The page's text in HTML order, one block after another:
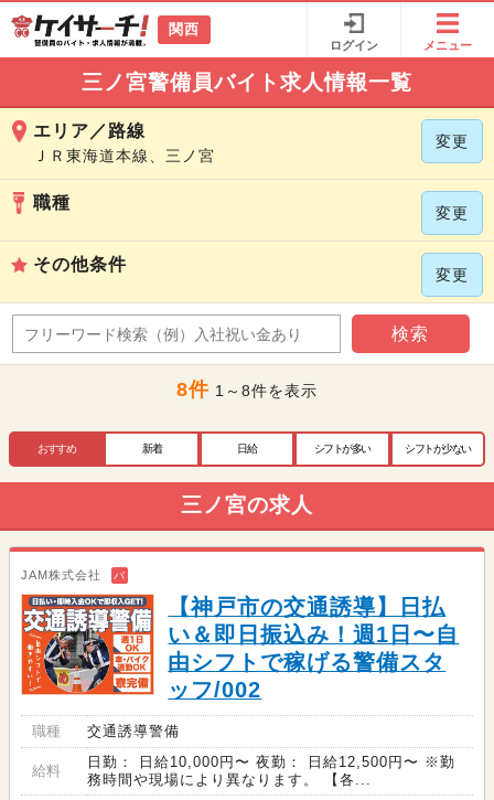
関西
ログイン メニュー
三ノ宮警備員バイト求人情報一覧
エリア／路線
ＪＲ東海道本線、三ノ宮
変更
職種
変更
その他条件
変更
検索
8件 1～8件を表示
おすすめ 新着 日給 シフトが多い シフトが少ない
三ノ宮の求人
JAM株式会社 バ
【神戸市の交通誘導】日払
い＆即日振込み！週1日〜自
由シフトで稼げる警備スタ
ッフ/002
職種 交通誘導警備
給料
日勤： 日給10,000円〜 夜勤： 日給12,500円〜 ※勤
務時間や現場により異なります。 【各...